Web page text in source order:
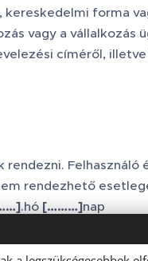
forma
vagy a vállalkozás
címéről,
Felhasználó
rendezhető
.hó [………]nap